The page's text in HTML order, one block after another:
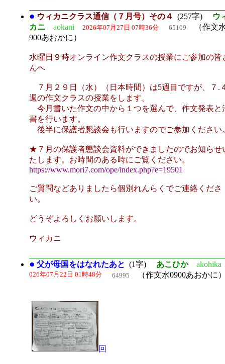
● ウィカニクラス通信（７月号）その４ (257字)
ウ
カニ
aokani 2026年07月27日 07時36分 65109
（作文
900あおかに）
水曜日９時オンライン作文クラスの授業にご参加の皆
んへ
７月２９日（水）（日本時間）は5週目ですが、７.
週の作文クラスの授業をします。
今月書いた作文の中から１つを選んで、作文発表と
書を行います。
後半に保護者懇談会も行いますのでご参加ください
★７月の保護者懇談会資料ができましたのでお知らせ
たします。お時間のある時にご覧ください。
https://www.mori7.com/ope/index.php?e=19501
ご質問などありましたら個別れんらくでご連絡くださ
い。
どうぞよろしくお願いします。
ウィカニ
● 父が母国をはなれたあと (1字) あこひか
akohika
026年07月22日 01時48分
64995 （作文水0900あおかに
回